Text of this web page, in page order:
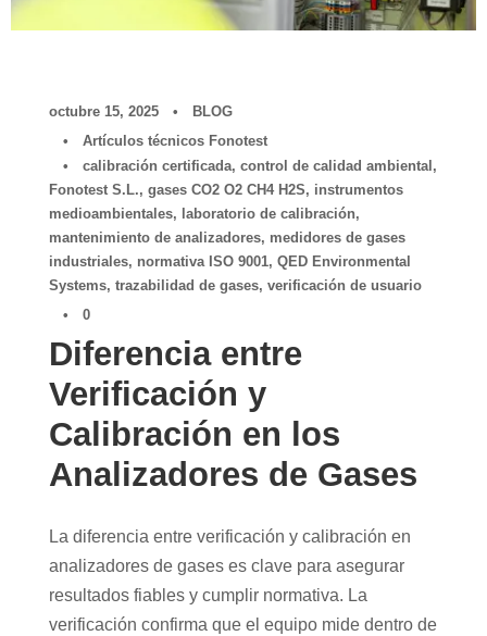
octubre 15, 2025 •
BLOG
•
Artículos técnicos Fonotest
•
calibración certificada, control de calidad ambiental ,
Fonotest S.L., gases CO2 O2 CH4 H2S, instrumentos
medioambientales, laboratorio de calibración,
mantenimiento de analizadores, medidores de gases
industriales, normativa ISO 9001, QED Environmental
Systems, trazabilidad de gases, verificación de usuario
•
0
Diferencia entre
Verificación y
Calibración en los
Analizadores de Gases
La diferencia entre verificación y calibración en
analizadores de gases es clave para asegurar
resultados fiables y cumplir normativa. La
verificación confirma que el equipo mide dentro de